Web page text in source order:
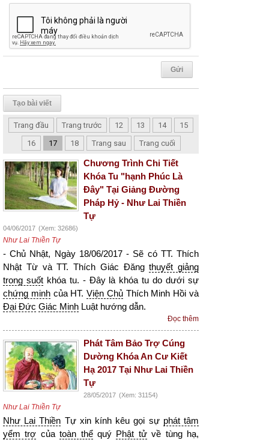
Tạo bài viết
Trang đầu Trang trước 12 13 14
15
16
17 18 Trang sau Trang cuối
Chương Trình Chi Tiết
Khóa Tu "hạnh Phúc Là
Đây" Tại Giảng Đường
Pháp Hỷ - Như Lai Thiền
Tự
04/06/2017 (Xem: 32686)
Như Lai Thiền Tự
- Chủ Nhật, Ngày 18/06/2017 - Sẽ có TT. Thích
Nhật Từ và TT. Thích Giác Đăngthuyết giảng
trong suốtkhóa tu. - Đây là khóa tu do dưới sự
chứng minhcủa HT.Viện ChủThích Minh Hồi và
Đại Đức Giác Minh Luật hướng dẫn.
Đọc thêm
Phát Tâm Bảo Trợ Cúng
Dường Khóa An Cư Kiết
Hạ 2017 Tại Như Lai Thiền
Tự
28/05/2017 (Xem: 31154)
Như Lai Thiền Tự
Như Lai Thiền Tự xin kính kêu gọi sự phát tâm
yểm trợ củatoàn thểquý Phật tửvề tùng hạ,